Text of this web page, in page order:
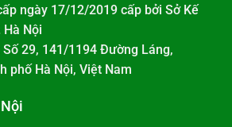
ngày 17/12/2019 cấp bởi Sở Kế
Hà Nội
29, 141/1194 Đường Láng,
phố Hà Nội, Việt Nam